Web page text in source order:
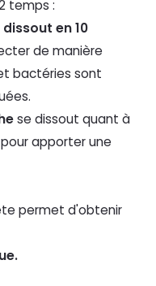
temps :
dissout en 10
de manière
bactéries sont
se dissout quant à
apporter une
permet d'obtenir